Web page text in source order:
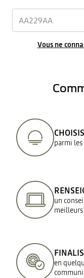
Vous ne
parmi
un
en